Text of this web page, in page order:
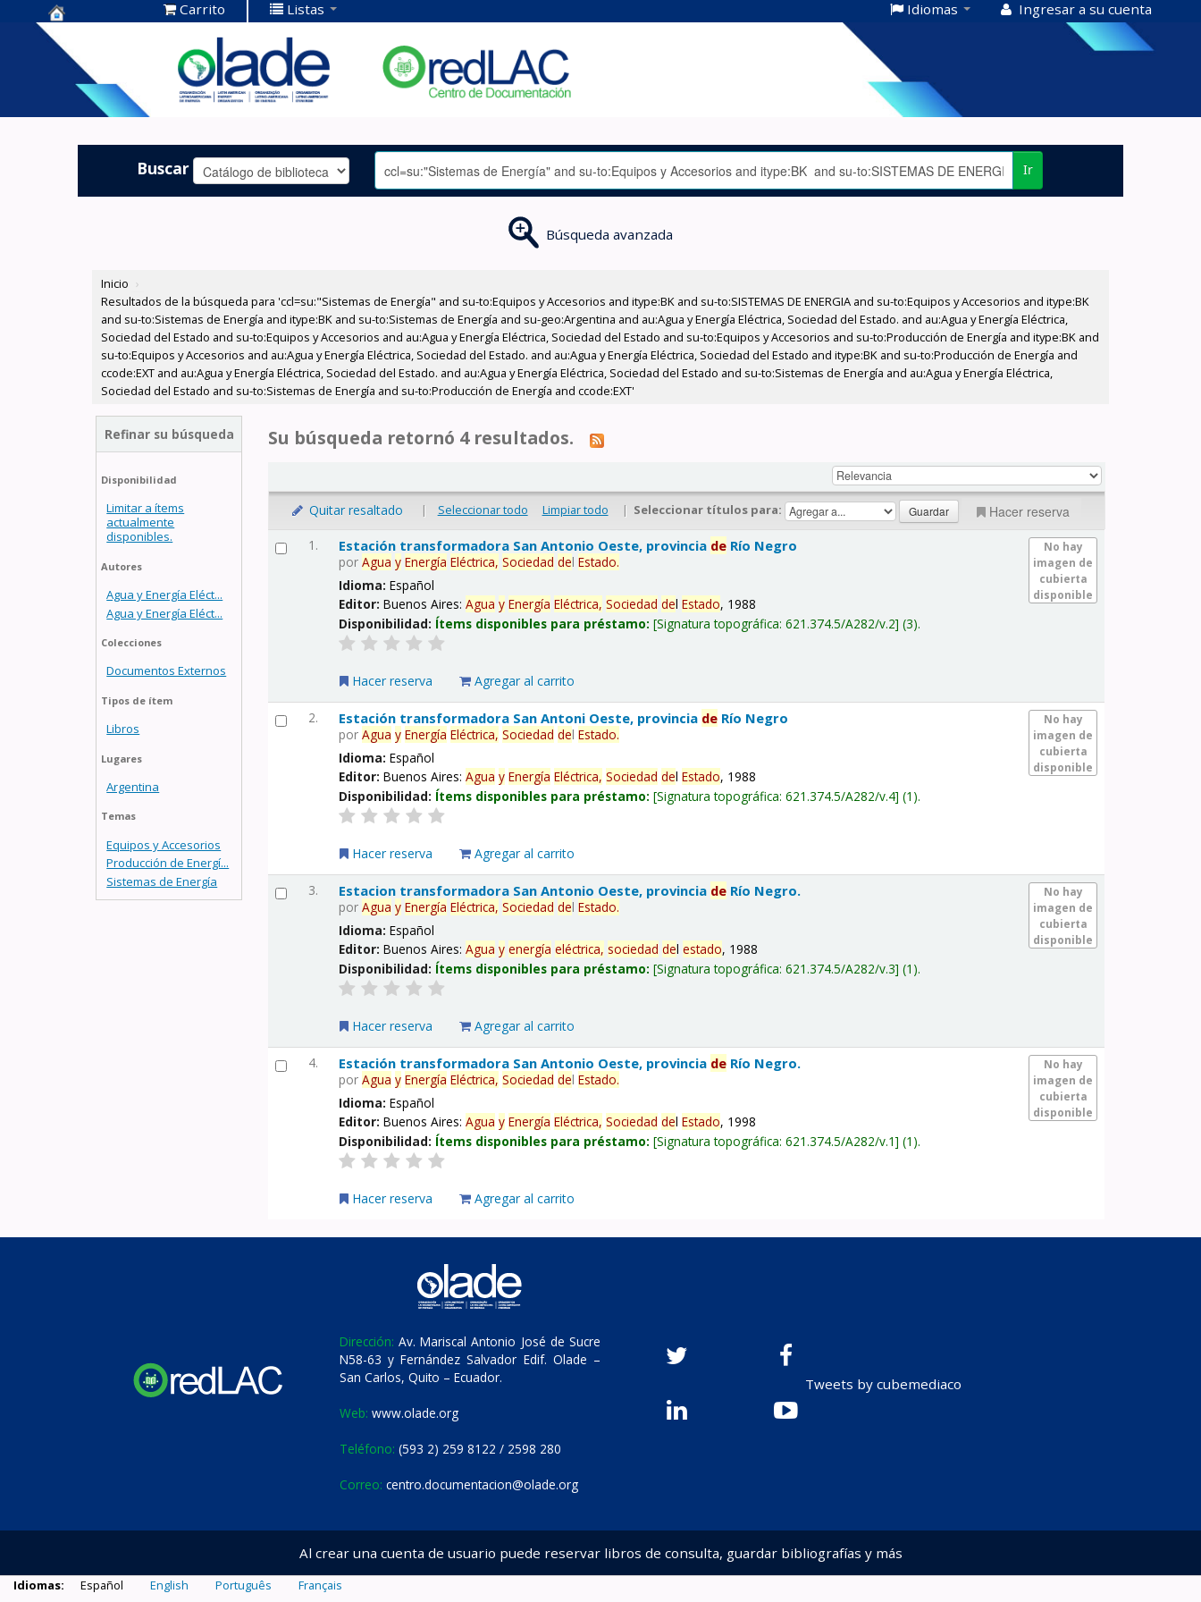
Centro de
Documentación
OLADE -
Carrito Listas Idiomas Ingresar a su cuenta
Buscar Ir
Búsqueda avanzada
Inicio ›
Resultados de la búsqueda para 'ccl=su:"Sistemas de Energía" and su-to:Equipos y Accesorios and itype:BK and su-to:SISTEMAS DE ENERGIA and su-to:Equipos y Accesorios and itype:BK
and su-to:Sistemas de Energía and itype:BK and su-to:Sistemas de Energía and su-geo:Argentina and au:Agua y Energía Eléctrica, Sociedad del Estado. and au:Agua y Energía Eléctrica,
Sociedad del Estado and su-to:Equipos y Accesorios and au:Agua y Energía Eléctrica, Sociedad del Estado and su-to:Equipos y Accesorios and su-to:Producción de Energía and itype:BK and
su-to:Equipos y Accesorios and au:Agua y Energía Eléctrica, Sociedad del Estado. and au:Agua y Energía Eléctrica, Sociedad del Estado and itype:BK and su-to:Producción de Energía and
ccode:EXT and au:Agua y Energía Eléctrica, Sociedad del Estado. and au:Agua y Energía Eléctrica, Sociedad del Estado and su-to:Sistemas de Energía and au:Agua y Energía Eléctrica,
Sociedad del Estado and su-to:Sistemas de Energía and su-to:Producción de Energía and ccode:EXT'
Refinar su búsqueda
Disponibilidad
Limitar a ítems
actualmente
disponibles.
Autores
Agua y Energía Eléct...
Agua y Energía Eléct...
Colecciones
Documentos Externos
Tipos de ítem
Libros
Lugares
Argentina
Temas
Equipos y Accesorios
Producción de Energí...
Sistemas de Energía
Su búsqueda retornó 4 resultados.
Quitar resaltado | Seleccionar todo Limpiar todo | Seleccionar títulos para: Hacer reserva
1.
No hay
imagen de
cubierta
disponible
Estación transformadora San Antonio Oeste, provincia de Río Negro
porAgua y Energía Eléctrica, Sociedad delEstado.
Idioma:Español
Editor:Buenos Aires:Agua y Energía Eléctrica, Sociedad delEstado, 1988
Disponibilidad: Ítems disponibles para préstamo: Signatura topográfica:621.374.5/A282/v.2 (3).
Hacer reserva Agregar al carrito
2.
No hay
imagen de
cubierta
disponible
Estación transformadora San Antoni Oeste, provincia de Río Negro
porAgua y Energía Eléctrica, Sociedad delEstado.
Idioma:Español
Editor:Buenos Aires:Agua y Energía Eléctrica, Sociedad delEstado, 1988
Disponibilidad: Ítems disponibles para préstamo: Signatura topográfica:621.374.5/A282/v.4 (1).
Hacer reserva Agregar al carrito
3.
No hay
imagen de
cubierta
disponible
Estacion transformadora San Antonio Oeste, provincia de Río Negro.
porAgua y Energía Eléctrica, Sociedad delEstado.
Idioma:Español
Editor:Buenos Aires:Agua y energía eléctrica, sociedad delestado, 1988
Disponibilidad: Ítems disponibles para préstamo: Signatura topográfica:621.374.5/A282/v.3 (1).
Hacer reserva Agregar al carrito
4.
No hay
imagen de
cubierta
disponible
Estación transformadora San Antonio Oeste, provincia de Río Negro.
porAgua y Energía Eléctrica, Sociedad delEstado.
Idioma:Español
Editor:Buenos Aires:Agua y Energía Eléctrica, Sociedad delEstado, 1998
Disponibilidad: Ítems disponibles para préstamo: Signatura topográfica:621.374.5/A282/v.1 (1).
Hacer reserva Agregar al carrito
Dirección: Av. Mariscal Antonio José de Sucre
N58-63 y Fernández Salvador Edif. Olade –
San Carlos, Quito – Ecuador.
Web: www.olade.org
Teléfono: (593 2) 259 8122 / 2598 280
Correo: centro.documentacion@olade.org
Tweets by cubemediaco
Al crear una cuenta de usuario puede reservar libros de consulta, guardar bibliografías y más
Idiomas: Español English Português Français